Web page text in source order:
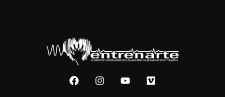
F
a
I
n
Y
o
V
i